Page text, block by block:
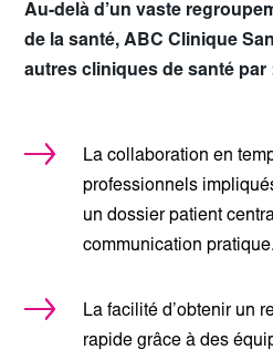
Au-delà d’un vaste
de la santé, ABC Clinique
autres cliniques de santé par
La collaboration en
professionnels
un dossier patient
communication pratique.
La facilité d’obtenir un
rapide grâce à des